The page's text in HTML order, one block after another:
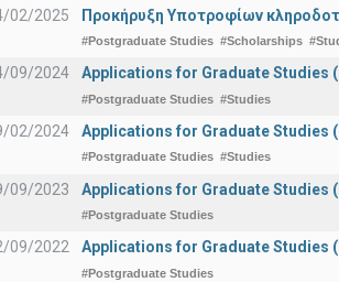
02/2025 Προκήρυξη Υποτροφίων
#Postgraduate Studies #Scholarships
09/2024 Applications for Graduate Studies
#Postgraduate Studies #Studies
02/2024 Applications for Graduate Studies
#Postgraduate Studies #Studies
09/2023 Applications for Graduate Studies
#Postgraduate Studies
09/2022 Applications for Graduate Studies
#Postgraduate Studies